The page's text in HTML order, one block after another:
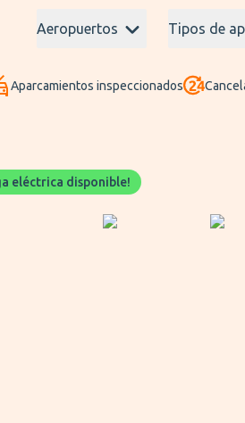
Aeropuertos Tipos de
Aparcamientos inspeccionados
eléctrica disponible!